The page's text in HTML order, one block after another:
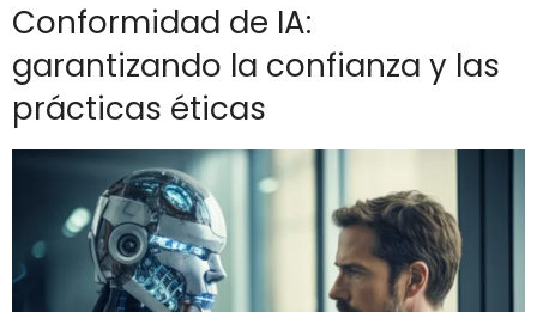
Conformidad de IA:
garantizando la confianza y las
prácticas éticas